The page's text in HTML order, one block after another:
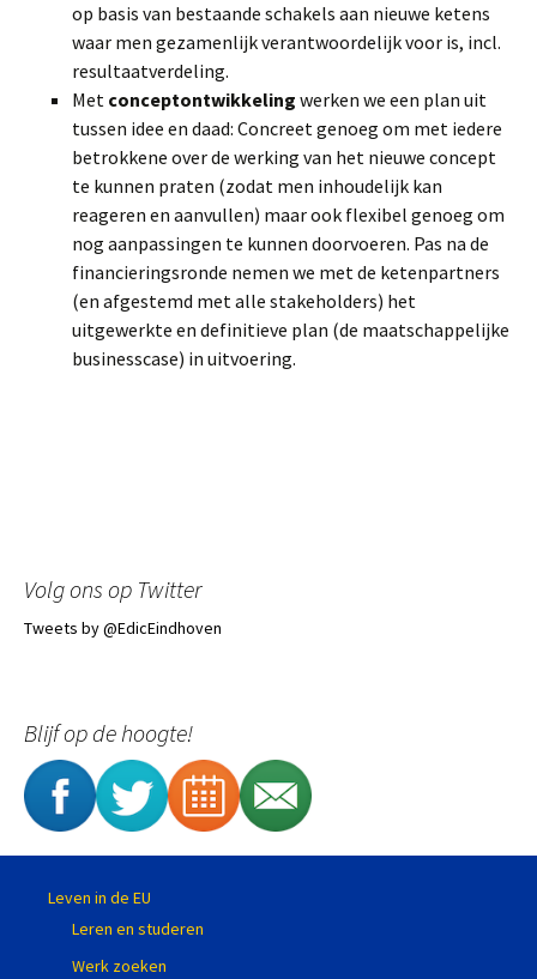
op basis van bestaande schakels aan nieuwe ketens
waar men gezamenlijk verantwoordelijk voor is, incl.
resultaatverdeling.
Met conceptontwikkeling werken we een plan uit
tussen idee en daad: Concreet genoeg om met iedere
betrokkene over de werking van het nieuwe concept
te kunnen praten (zodat men inhoudelijk kan
reageren en aanvullen) maar ook flexibel genoeg om
nog aanpassingen te kunnen doorvoeren. Pas na de
financieringsronde nemen we met de ketenpartners
(en afgestemd met alle stakeholders) het
uitgewerkte en definitieve plan (de maatschappelijke
businesscase) in uitvoering.
Volg ons op Twitter
Tweets by @EdicEindhoven
Blijf op de hoogte!
Leven in de EU
Leren en studeren
Werk zoeken